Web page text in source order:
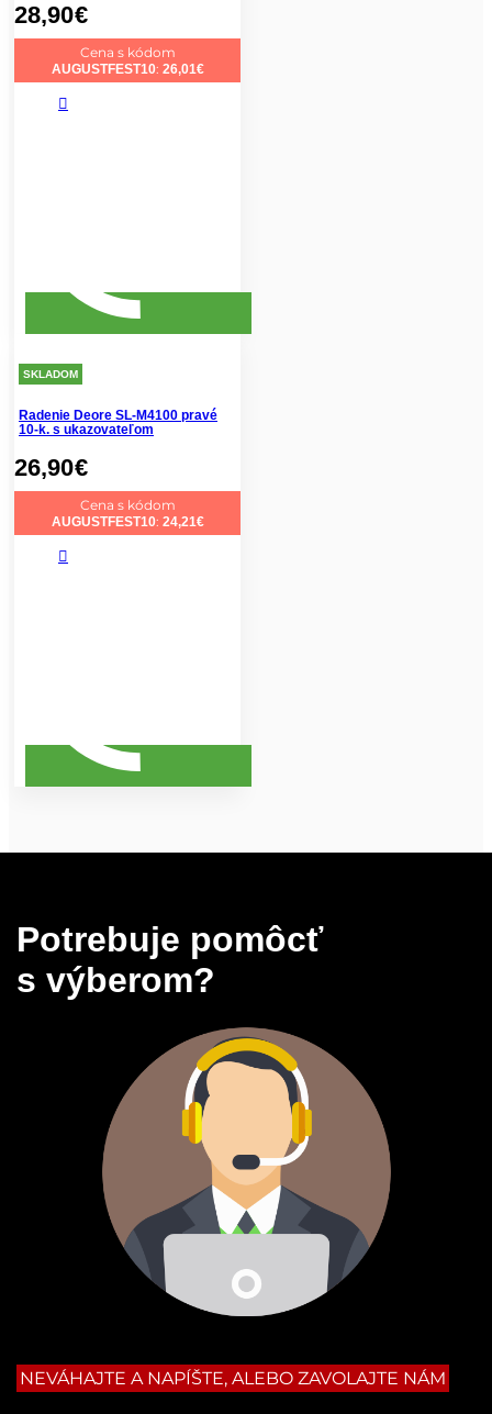
28,90€
Cena s kódom
AUGUSTFEST10: 26,01€
SKLADOM
Radenie Deore SL-M4100 pravé
10-k. s ukazovateľom
26,90€
Cena s kódom
AUGUSTFEST10: 24,21€
Potrebuje pomôcť
s výberom?
NEVÁHAJTE A NAPÍŠTE, ALEBO ZAVOLAJTE NÁM